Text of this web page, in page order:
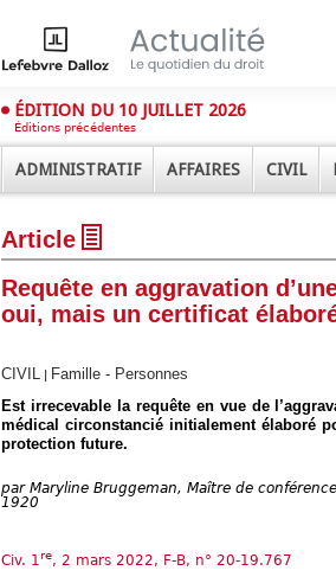
ÉDITION DU 10 JUILLET 2026
Éditions précédentes
ADMINISTRATIF AFFAIRES CIVIL
Article
Requête en aggravation
oui, mais un certificat
CIVIL
Famille - Personnes
Est irrecevable la requête en vue de
médical circonstancié initialement élaboré
protection future.
par Maryline Bruggeman, Maître de
1920
Civ. 1 re, 2 mars 2022, F-B, n° 20-19.767